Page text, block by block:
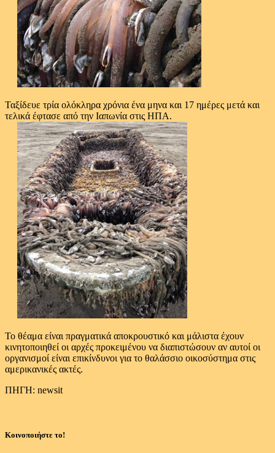
Ταξίδευε τρία ολόκληρα χρόνια ένα μηνα και 17 ημέρες μετά και
τελικά έφτασε από την Ιαπωνία στις ΗΠΑ.
Το θέαμα είναι πραγματικά αποκρουστικό και μάλιστα έχουν
κινητοποιηθεί οι αρχές προκειμένου να διαπιστώσουν αν αυτοί οι
οργανισμοί είναι επικίνδυνοι για το θαλάσσιο οικοσύστημα στις
αμερικανικές ακτές.
ΠΗΓΗ: newsit
Κοινοποιήστε το!